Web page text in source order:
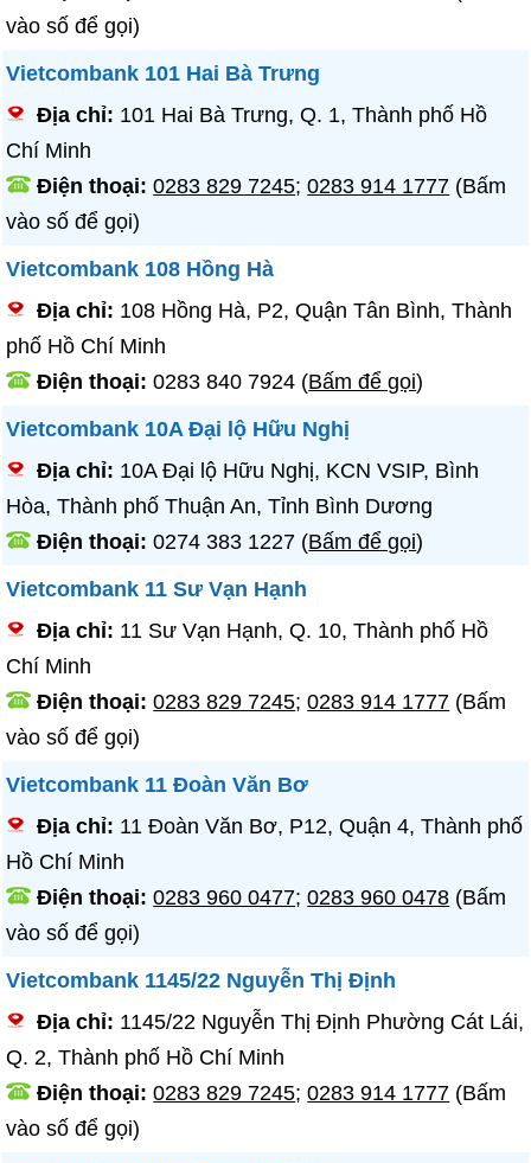
vào số để gọi)
Vietcombank 101 Hai Bà Trưng
Địa chỉ: 101 Hai Bà Trưng, Q. 1, Thành phố Hồ
Chí Minh
Điện thoại:0283 829 7245;0283 914 1777 (Bấm
vào số để gọi)
Vietcombank 108 Hồng Hà
Địa chỉ: 108 Hồng Hà, P2, Quận Tân Bình, Thành
phố Hồ Chí Minh
Điện thoại:0283 840 7924 (Bấm để gọi)
Vietcombank 10A Đại lộ Hữu Nghị
Địa chỉ: 10A Đại lộ Hữu Nghị, KCN VSIP, Bình
Hòa, Thành phố Thuận An, Tỉnh Bình Dương
Điện thoại:0274 383 1227 (Bấm để gọi)
Vietcombank 11 Sư Vạn Hạnh
Địa chỉ: 11 Sư Vạn Hạnh, Q. 10, Thành phố Hồ
Chí Minh
Điện thoại:0283 829 7245;0283 914 1777 (Bấm
vào số để gọi)
Vietcombank 11 Đoàn Văn Bơ
Địa chỉ: 11 Đoàn Văn Bơ, P12, Quận 4, Thành phố
Hồ Chí Minh
Điện thoại:0283 960 0477;0283 960 0478 (Bấm
vào số để gọi)
Vietcombank 1145/22 Nguyễn Thị Định
Địa chỉ: 1145/22 Nguyễn Thị Định Phường Cát Lái,
Q. 2, Thành phố Hồ Chí Minh
Điện thoại:0283 829 7245;0283 914 1777 (Bấm
vào số để gọi)